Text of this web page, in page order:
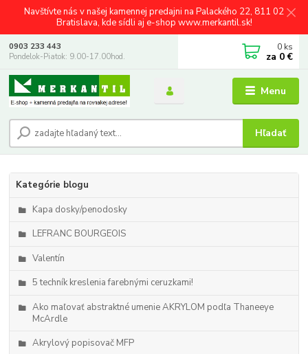
Navštívte nás v našej kamennej predajni na Palackého 22, 811 02
Bratislava, kde sídli aj e-shop www.merkantil.sk!
Menu
Hľadať
0903 233 443
Pondelok-Piatok: 9.00-17.00hod.
0 ks
za 0 €
Kategórie blogu
Kapa dosky/penodosky
LEFRANC BOURGEOIS
Valentín
5 techník kreslenia farebnými ceruzkami!
Ako maľovať abstraktné umenie AKRYLOM podľa Thaneeye
McArdle
Akrylový popisovač MFP